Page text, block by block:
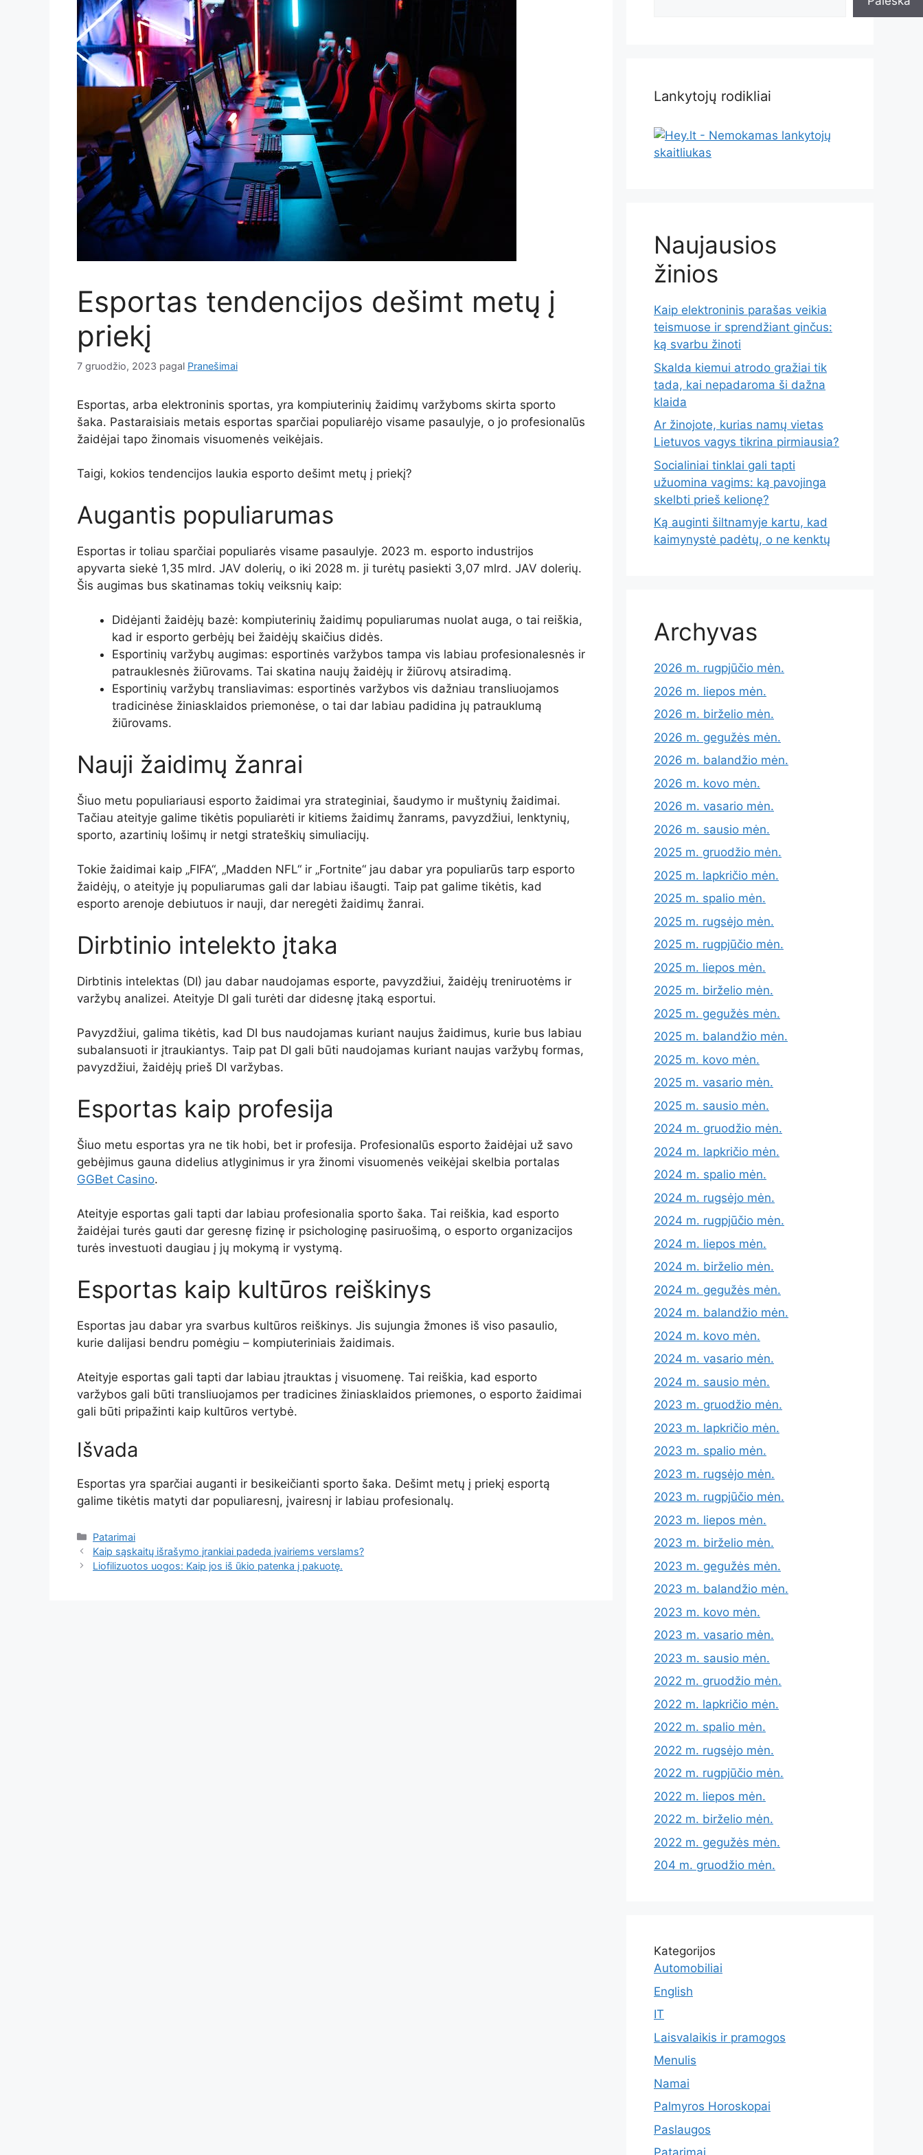
Esportas tendencijos dešimt metų į
priekį
7 gruodžio, 2023 pagal Pranešimai
Esportas, arba elektroninis sportas, yra kompiuterinių žaidimų varžyboms skirta sporto
šaka. Pastaraisiais metais esportas sparčiai populiarėjo visame pasaulyje, o jo profesionalūs
žaidėjai tapo žinomais visuomenės veikėjais.
Taigi, kokios tendencijos laukia esporto dešimt metų į priekį?
Augantis populiarumas
Esportas ir toliau sparčiai populiarės visame pasaulyje. 2023 m. esporto industrijos
apyvarta siekė 1,35 mlrd. JAV dolerių, o iki 2028 m. ji turėtų pasiekti 3,07 mlrd. JAV dolerių.
Šis augimas bus skatinamas tokių veiksnių kaip:
Didėjanti žaidėjų bazė: kompiuterinių žaidimų populiarumas nuolat auga, o tai reiškia,
kad ir esporto gerbėjų bei žaidėjų skaičius didės.
Esportinių varžybų augimas: esportinės varžybos tampa vis labiau profesionalesnės ir
patrauklesnės žiūrovams. Tai skatina naujų žaidėjų ir žiūrovų atsiradimą.
Esportinių varžybų transliavimas: esportinės varžybos vis dažniau transliuojamos
tradicinėse žiniasklaidos priemonėse, o tai dar labiau padidina jų patrauklumą
žiūrovams.
Nauji žaidimų žanrai
Šiuo metu populiariausi esporto žaidimai yra strateginiai, šaudymo ir muštynių žaidimai.
Tačiau ateityje galime tikėtis populiarėti ir kitiems žaidimų žanrams, pavyzdžiui, lenktynių,
sporto, azartinių lošimų ir netgi strateškių simuliacijų.
Tokie žaidimai kaip „FIFA“, „Madden NFL“ ir „Fortnite“ jau dabar yra populiarūs tarp esporto
žaidėjų, o ateityje jų populiarumas gali dar labiau išaugti. Taip pat galime tikėtis, kad
esporto arenoje debiutuos ir nauji, dar neregėti žaidimų žanrai.
Dirbtinio intelekto įtaka
Dirbtinis intelektas (DI) jau dabar naudojamas esporte, pavyzdžiui, žaidėjų treniruotėms ir
varžybų analizei. Ateityje DI gali turėti dar didesnę įtaką esportui.
Pavyzdžiui, galima tikėtis, kad DI bus naudojamas kuriant naujus žaidimus, kurie bus labiau
subalansuoti ir įtraukiantys. Taip pat DI gali būti naudojamas kuriant naujas varžybų formas,
pavyzdžiui, žaidėjų prieš DI varžybas.
Esportas kaip profesija
Šiuo metu esportas yra ne tik hobi, bet ir profesija. Profesionalūs esporto žaidėjai už savo
gebėjimus gauna didelius atlyginimus ir yra žinomi visuomenės veikėjai skelbia portalas
GGBet Casino.
Ateityje esportas gali tapti dar labiau profesionalia sporto šaka. Tai reiškia, kad esporto
žaidėjai turės gauti dar geresnę fizinę ir psichologinę pasiruošimą, o esporto organizacijos
turės investuoti daugiau į jų mokymą ir vystymą.
Esportas kaip kultūros reiškinys
Esportas jau dabar yra svarbus kultūros reiškinys. Jis sujungia žmones iš viso pasaulio,
kurie dalijasi bendru pomėgiu – kompiuteriniais žaidimais.
Ateityje esportas gali tapti dar labiau įtrauktas į visuomenę. Tai reiškia, kad esporto
varžybos gali būti transliuojamos per tradicines žiniasklaidos priemones, o esporto žaidimai
gali būti pripažinti kaip kultūros vertybė.
Išvada
Esportas yra sparčiai auganti ir besikeičianti sporto šaka. Dešimt metų į priekį esportą
galime tikėtis matyti dar populiaresnį, įvairesnį ir labiau profesionalų.
Kategorijos
Patarimai
Kaip sąskaitų išrašymo įrankiai padeda įvairiems verslams?
Liofilizuotos uogos: Kaip jos iš ūkio patenka į pakuotę.
Lankytojų rodikliai
Naujausios
žinios
Kaip elektroninis parašas veikia
teismuose ir sprendžiant ginčus:
ką svarbu žinoti
Skalda kiemui atrodo gražiai tik
tada, kai nepadaroma ši dažna
klaida
Ar žinojote, kurias namų vietas
Lietuvos vagys tikrina pirmiausia?
Socialiniai tinklai gali tapti
užuomina vagims: ką pavojinga
skelbti prieš kelionę?
Ką auginti šiltnamyje kartu, kad
kaimynystė padėtų, o ne kenktų
Archyvas
2026 m. rugpjūčio mėn.
2026 m. liepos mėn.
2026 m. birželio mėn.
2026 m. gegužės mėn.
2026 m. balandžio mėn.
2026 m. kovo mėn.
2026 m. vasario mėn.
2026 m. sausio mėn.
2025 m. gruodžio mėn.
2025 m. lapkričio mėn.
2025 m. spalio mėn.
2025 m. rugsėjo mėn.
2025 m. rugpjūčio mėn.
2025 m. liepos mėn.
2025 m. birželio mėn.
2025 m. gegužės mėn.
2025 m. balandžio mėn.
2025 m. kovo mėn.
2025 m. vasario mėn.
2025 m. sausio mėn.
2024 m. gruodžio mėn.
2024 m. lapkričio mėn.
2024 m. spalio mėn.
2024 m. rugsėjo mėn.
2024 m. rugpjūčio mėn.
2024 m. liepos mėn.
2024 m. birželio mėn.
2024 m. gegužės mėn.
2024 m. balandžio mėn.
2024 m. kovo mėn.
2024 m. vasario mėn.
2024 m. sausio mėn.
2023 m. gruodžio mėn.
2023 m. lapkričio mėn.
2023 m. spalio mėn.
2023 m. rugsėjo mėn.
2023 m. rugpjūčio mėn.
2023 m. liepos mėn.
2023 m. birželio mėn.
2023 m. gegužės mėn.
2023 m. balandžio mėn.
2023 m. kovo mėn.
2023 m. vasario mėn.
2023 m. sausio mėn.
2022 m. gruodžio mėn.
2022 m. lapkričio mėn.
2022 m. spalio mėn.
2022 m. rugsėjo mėn.
2022 m. rugpjūčio mėn.
2022 m. liepos mėn.
2022 m. birželio mėn.
2022 m. gegužės mėn.
204 m. gruodžio mėn.
Kategorijos
Automobiliai
English
IT
Laisvalaikis ir pramogos
Menulis
Namai
Palmyros Horoskopai
Paslaugos